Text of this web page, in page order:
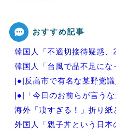
おすすめ記事
韓国人「不適切接待疑惑、
韓国人「台風で品不足にな
|●|反高市で有名な某野党
|●|「今日のお前らが言う
海外「凄すぎる！」折り紙
外国人「親子丼という日本